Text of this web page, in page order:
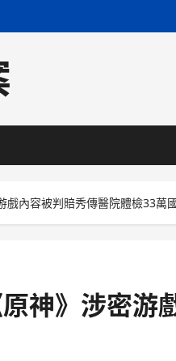
戲內容被判賠秀傳醫院體檢33萬
神》涉密游